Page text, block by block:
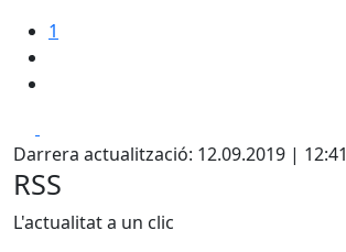
1
Darrera actualització: 12.09.2019 | 12:41
RSS
L'actualitat a un clic